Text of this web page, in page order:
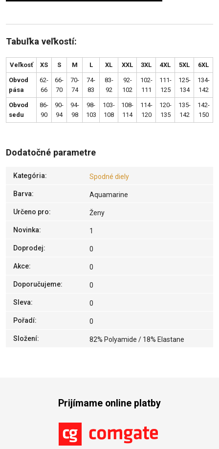
Tabuľka veľkostí:
Veľkosť XS S M L XL XXL 3XL 4XL 5XL 6XL
Obvod
pása
62-
66
66-
70
70-
74
74-
83
83-
92
92-
102
102-
111
111-
125
125-
134
134-
142
Obvod
sedu
86-
90
90-
94
94-
98
98-
103
103-
108
108-
114
114-
120
120-
135
135-
142
142-
150
Dodatočné parametre
Kategória: Spodné diely
Barva: Aquamarine
Určeno pro: Ženy
Novinka: 1
Doprodej: 0
Akce: 0
Doporučujeme: 0
Sleva: 0
Pořadí: 0
Složení: 82% Polyamide / 18% Elastane
Prijímame online platby